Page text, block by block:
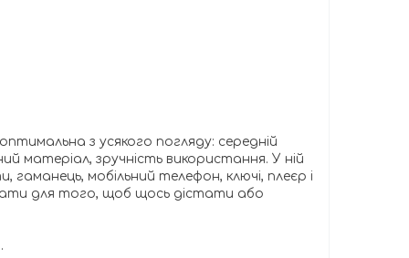
з усякого погляду: середній
матеріал, зручність використання. У ній
мобільний телефон, ключі, плеєр і
для того, щоб щось дістати або